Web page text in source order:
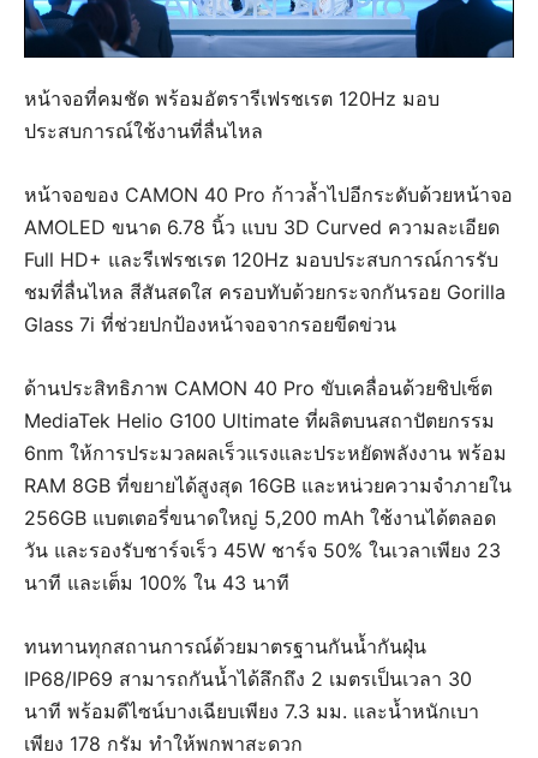
หน้าจอที่คมชัด พร้อมอัตรารีเฟรชเรต 120Hz มอบ
ประสบการณ์ใช้งานที่ลื่นไหล
หน้าจอของ CAMON 40 Pro ก้าวล้ำไปอีกระดับด้วยหน้าจอ
AMOLED ขนาด 6.78 นิ้ว แบบ 3D Curved ความละเอียด
Full HD+ และรีเฟรชเรต 120Hz มอบประสบการณ์การรับ
ชมที่ลื่นไหล สีสันสดใส ครอบทับด้วยกระจกกันรอย Gorilla
Glass 7i ที่ช่วยปกป้องหน้าจอจากรอยขีดข่วน
ด้านประสิทธิภาพ CAMON 40 Pro ขับเคลื่อนด้วยชิปเซ็ต
MediaTek Helio G100 Ultimate ที่ผลิตบนสถาปัตยกรรม
6nm ให้การประมวลผลเร็วแรงและประหยัดพลังงาน พร้อม
RAM 8GB ที่ขยายได้สูงสุด 16GB และหน่วยความจำภายใน
256GB แบตเตอรี่ขนาดใหญ่ 5,200 mAh ใช้งานได้ตลอด
วัน และรองรับชาร์จเร็ว 45W ชาร์จ 50% ในเวลาเพียง 23
นาที และเต็ม 100% ใน 43 นาที
ทนทานทุกสถานการณ์ด้วยมาตรฐานกันน้ำกันฝุ่น
IP68/IP69 สามารถกันน้ำได้ลึกถึง 2 เมตรเป็นเวลา 30
นาที พร้อมดีไซน์บางเฉียบเพียง 7.3 มม. และน้ำหนักเบา
เพียง 178 กรัม ทำให้พกพาสะดวก